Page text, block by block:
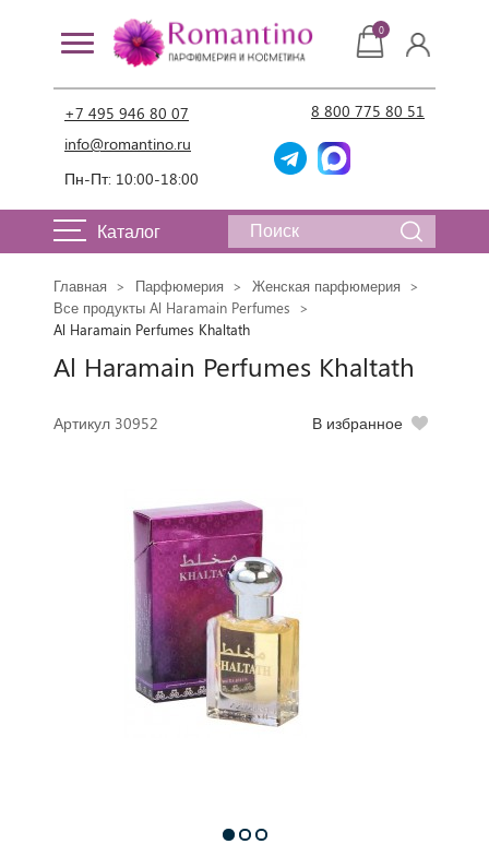
+7 495 946 80 07
info@romantino.ru
Пн-Пт: 10:00-18:00
8 800 775 80 51
0
Каталог
Главная Парфюмерия
Женская парфюмерия
Все продукты Al Haramain Perfumes
Al Haramain Perfumes Khaltath
Al Haramain Perfumes Khaltath
Артикул 30952 В избранное